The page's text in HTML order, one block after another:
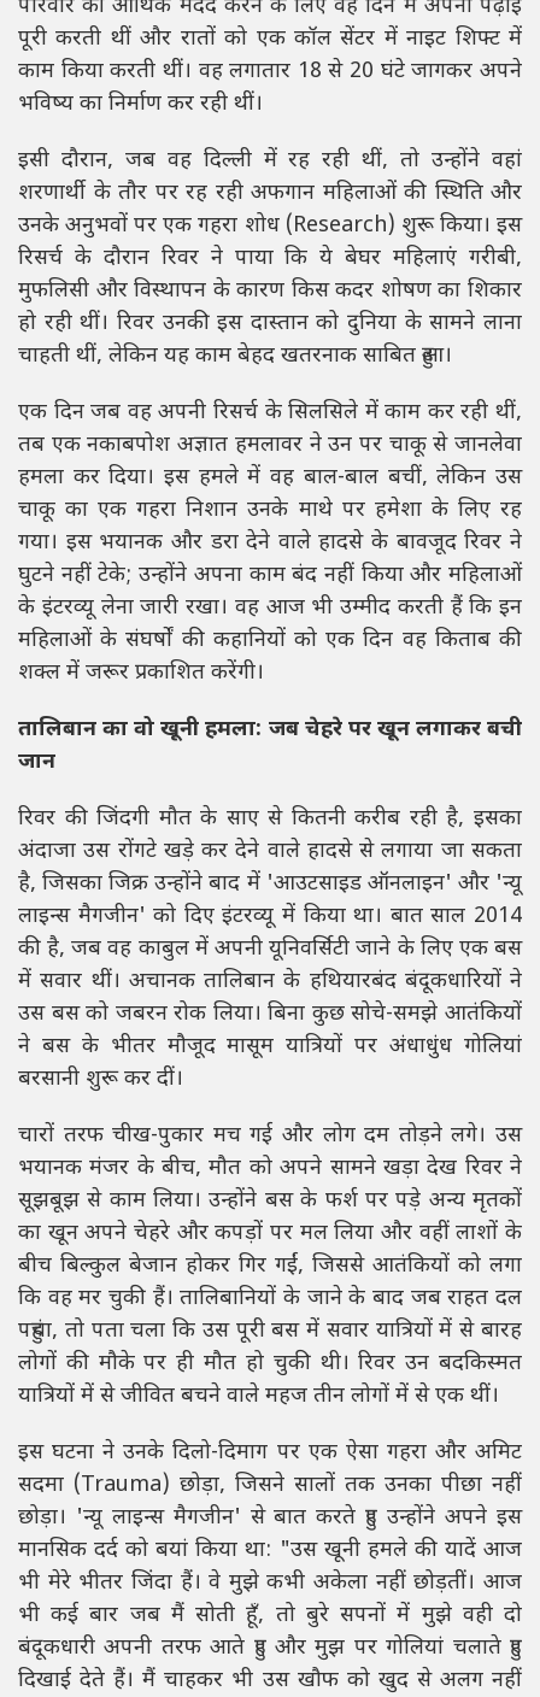
परिवार की आर्थिक मदद करने के लिए वह दिन में अपनी पढ़ाई
पूरी करती थीं और रातों को एक कॉल सेंटर में नाइट शिफ्ट में
काम किया करती थीं। वह लगातार 18 से 20 घंटे जागकर अपने
भविष्य का निर्माण कर रही थीं।
इसी दौरान, जब वह दिल्ली में रह रही थीं, तो उन्होंने वहां
शरणार्थी के तौर पर रह रही अफगान महिलाओं की स्थिति और
उनके अनुभवों पर एक गहरा शोध (Research) शुरू किया। इस
रिसर्च के दौरान रिवर ने पाया कि ये बेघर महिलाएं गरीबी,
मुफलिसी और विस्थापन के कारण किस कदर शोषण का शिकार
हो रही थीं। रिवर उनकी इस दास्तान को दुनिया के सामने लाना
चाहती थीं, लेकिन यह काम बेहद खतरनाक साबित हुआ।
एक दिन जब वह अपनी रिसर्च के सिलसिले में काम कर रही थीं,
तब एक नकाबपोश अज्ञात हमलावर ने उन पर चाकू से जानलेवा
हमला कर दिया। इस हमले में वह बाल-बाल बचीं, लेकिन उस
चाकू का एक गहरा निशान उनके माथे पर हमेशा के लिए रह
गया। इस भयानक और डरा देने वाले हादसे के बावजूद रिवर ने
घुटने नहीं टेके; उन्होंने अपना काम बंद नहीं किया और महिलाओं
के इंटरव्यू लेना जारी रखा। वह आज भी उम्मीद करती हैं कि इन
महिलाओं के संघर्षों की कहानियों को एक दिन वह किताब की
शक्ल में जरूर प्रकाशित करेंगी।
तालिबान का वो खूनी हमला: जब चेहरे पर खून लगाकर बची
जान
रिवर की जिंदगी मौत के साए से कितनी करीब रही है, इसका
अंदाजा उस रोंगटे खड़े कर देने वाले हादसे से लगाया जा सकता
है, जिसका जिक्र उन्होंने बाद में 'आउटसाइड ऑनलाइन' और 'न्यू
लाइन्स मैगजीन' को दिए इंटरव्यू में किया था। बात साल 2014
की है, जब वह काबुल में अपनी यूनिवर्सिटी जाने के लिए एक बस
में सवार थीं। अचानक तालिबान के हथियारबंद बंदूकधारियों ने
उस बस को जबरन रोक लिया। बिना कुछ सोचे-समझे आतंकियों
ने बस के भीतर मौजूद मासूम यात्रियों पर अंधाधुंध गोलियां
बरसानी शुरू कर दीं।
चारों तरफ चीख-पुकार मच गई और लोग दम तोड़ने लगे। उस
भयानक मंजर के बीच, मौत को अपने सामने खड़ा देख रिवर ने
सूझबूझ से काम लिया। उन्होंने बस के फर्श पर पड़े अन्य मृतकों
का खून अपने चेहरे और कपड़ों पर मल लिया और वहीं लाशों के
बीच बिल्कुल बेजान होकर गिर गईं, जिससे आतंकियों को लगा
कि वह मर चुकी हैं। तालिबानियों के जाने के बाद जब राहत दल
पहुंचा, तो पता चला कि उस पूरी बस में सवार यात्रियों में से बारह
लोगों की मौके पर ही मौत हो चुकी थी। रिवर उन बदकिस्मत
यात्रियों में से जीवित बचने वाले महज तीन लोगों में से एक थीं।
इस घटना ने उनके दिलो-दिमाग पर एक ऐसा गहरा और अमिट
सदमा (Trauma) छोड़ा, जिसने सालों तक उनका पीछा नहीं
छोड़ा। 'न्यू लाइन्स मैगजीन' से बात करते हुए उन्होंने अपने इस
मानसिक दर्द को बयां किया था: "उस खूनी हमले की यादें आज
भी मेरे भीतर जिंदा हैं। वे मुझे कभी अकेला नहीं छोड़तीं। आज
भी कई बार जब मैं सोती हूँ, तो बुरे सपनों में मुझे वही दो
बंदूकधारी अपनी तरफ आते हुए और मुझ पर गोलियां चलाते हुए
दिखाई देते हैं। मैं चाहकर भी उस खौफ को खुद से अलग नहीं